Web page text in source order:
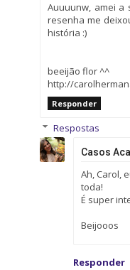
Auuuunw, amei a
resenha me
história :)
beeijão flor ^^
http://
Responder
Respostas
Casos
Ah, Carol,
toda!
É super
Beijooos
Responder